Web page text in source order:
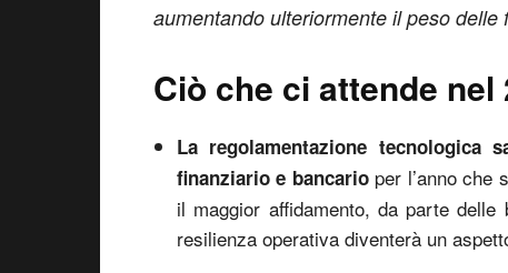
aumentando ulteriormente il peso delle
Ciò che ci attende nel
La regolamentazione tecnologica
finanziario e bancarioper l’anno che
il maggior affidamento, da parte
resilienza operativa diventerà un